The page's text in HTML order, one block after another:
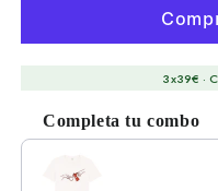
3x39€ ·
Completa tu combo
Use the Previous and